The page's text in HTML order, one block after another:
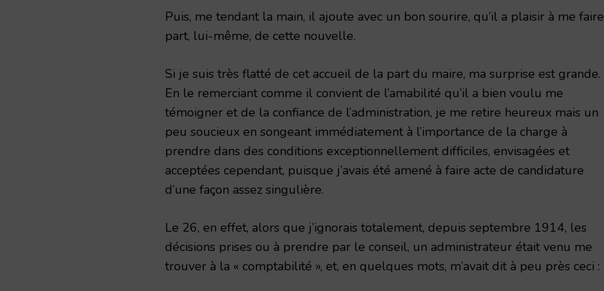
Puis, me tendant la main, il ajoute avec un bon sourire, qu’il a plaisir à me faire
part, lui-même, de cette nouvelle.
Si je suis très flatté de cet accueil de la part du maire, ma sur­prise est grande.
En le remerciant comme il convient de l’amabilité qu’il a bien voulu me
témoigner et de la confiance de l’administra­tion, je me retire heureux mais un
peu soucieux en songeant immédiatement à l’importance de la charge à
prendre dans des conditions exceptionnellement difficiles, envisagées et
acceptées cependant, puisque j’avais été amené à faire acte de candidature
d’une façon assez singulière.
Le 26, en effet, alors que j’ignorais totalement, depuis septembre 1914, les
décisions prises ou à prendre par le conseil, un ad­ministrateur était venu me
trouver à la « comptabilité », et, en quel­ques mots, m’avait dit à peu près ceci :